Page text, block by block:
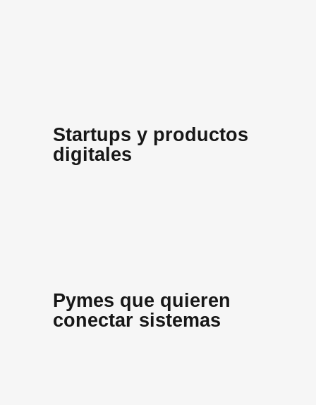
Startups y productos
digitales
Pymes que quieren
conectar sistemas